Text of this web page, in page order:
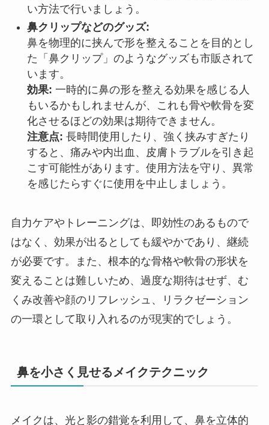
い方法で行いましょう。
鼻クリップなどのグッズ:
鼻を物理的に挟んで形を整えることを目的とし
た「鼻クリップ」のようなグッズも市販されて
います。
効果: 一時的に鼻の形を整える効果を感じる人
もいるかもしれませんが、これも骨や軟骨を変
化させるほどの効果は期待できません。
注意点: 長時間使用したり、強く挟みすぎたり
すると、痛みや内出血、皮膚トラブルを引き起
こす可能性があります。使用方法を守り、異常
を感じたらすぐに使用を中止しましょう。
自力ケアやトレーニングは、即効性のあるもので
はなく、効果が出るとしても緩やかであり、継続
が必要です。また、根本的な骨格や軟骨の形状を
変えることは難しいため、過度な期待はせず、む
くみ改善や顔のリフレッシュ、リラクゼーション
の一環として取り入れるのが現実的でしょう。
鼻を小さく見せるメイクテクニック
メイクは、光と影の錯覚を利用して、鼻を立体的